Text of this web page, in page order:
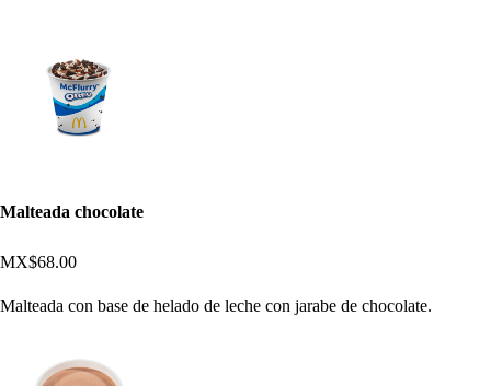
Malteada chocolate
MX$68.00
Malteada con base de helado de leche con jarabe de chocolate.